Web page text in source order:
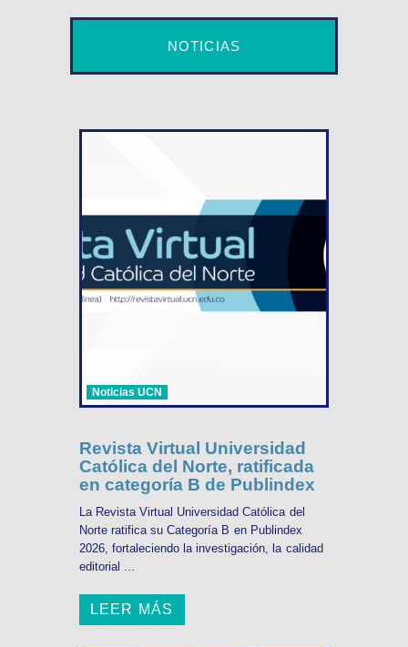
NOTICIAS
Noticias UCN
Revista Virtual Universidad
Católica del Norte, ratificada
en categoría B de Publindex
La Revista Virtual Universidad Católica del
Norte ratifica su Categoría B en Publindex
2026, fortaleciendo la investigación, la calidad
editorial ...
LEER MÁS